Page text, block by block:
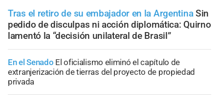
Tras el retiro de su embajador en la Argentina Sin
pedido de disculpas ni acción diplomática: Quirno
lamentó la “decisión unilateral de Brasil”
En el Senado El oficialismo eliminó el capítulo de
extranjerización de tierras del proyecto de propiedad
privada